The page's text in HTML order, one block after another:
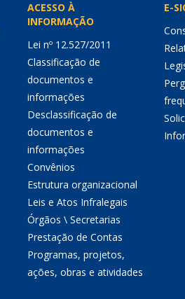
ACESSO À
INFORMAÇÃO
Lei nº 12.527/2011
Classificação de
documentos e
informações
Desclassificação de
documentos e
informações
Convênios
Estrutura organizacional
Leis e Atos Infralegais
Órgãos \ Secretarias
Prestação de Contas
Programas, projetos,
ações, obras e atividades
E-